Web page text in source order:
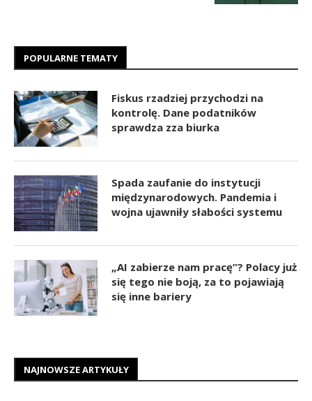
POPULARNE TEMATY
Fiskus rzadziej przychodzi na
kontrolę. Dane podatników
sprawdza zza biurka
Spada zaufanie do instytucji
międzynarodowych. Pandemia i
wojna ujawniły słabości systemu
„AI zabierze nam pracę”? Polacy już
się tego nie boją, za to pojawiają
się inne bariery
NAJNOWSZE ARTYKUŁY